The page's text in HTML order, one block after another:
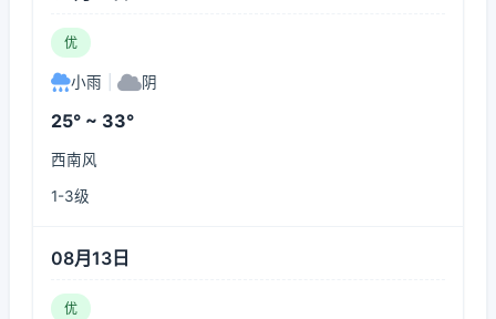
优
小雨 阴
25° ~ 33°
西南风
1-3级
08月13日
优